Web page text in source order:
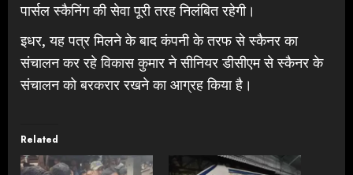
पार्सल स्कैनिंग की सेवा पूरी तरह निलंबित रहेगी।
इधर, यह पत्र मिलने के बाद कंपनी के तरफ से स्कैनर का
संचालन कर रहे विकास कुमार ने सीनियर डीसीएम से स्कैनर के
संचालन को बरकरार रखने का आग्रह किया है।
Related